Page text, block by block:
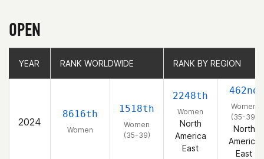
OPEN
YEAR RANK WORLDWIDE RANK BY REGION
2024
8616th
Women
1518th
Women
(35-39)
2248th
Women
North
America
East
462nd
Women
(35-39)
North
America
East
YEAR RANK WORLDWIDE RANK BY REGION